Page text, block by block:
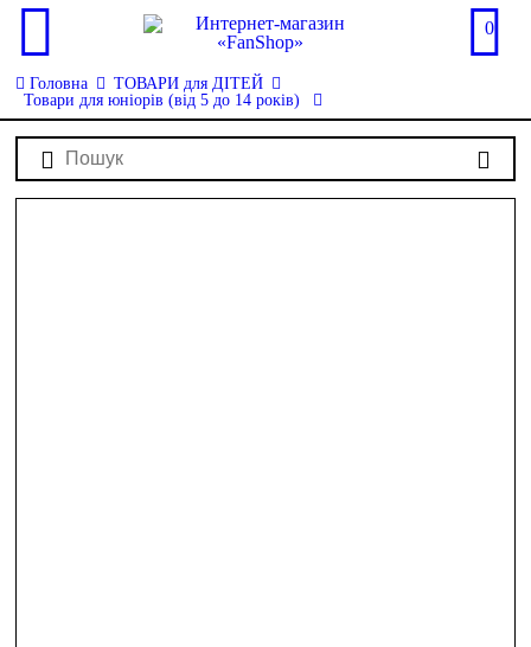
0
Головна
ТОВАРИ для ДІТЕЙ
Товари для юніорів (від 5 до 14 років)